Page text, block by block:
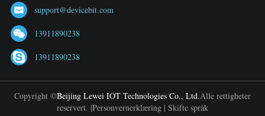
support@devicebit.com
13911890238
13911890238
Copyright ©Beijing Lewei IOT Technologies Co., Ltd.Alle rettigheter
reservert. |Personvernerklæring | Skifte språk